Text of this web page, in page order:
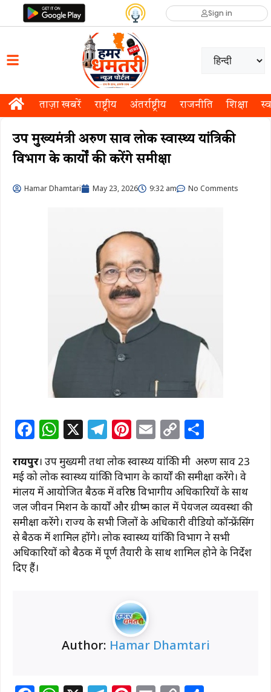
Sign in
ताज़ा खबरें राष्ट्रीय अंतर्राष्ट्रीय राजनीति शिक्षा
उप मुख्यमंत्री अरुण साव लोक स्वास्थ्य यांत्रिकी
विभाग के कार्यों की करेंगे समीक्षा
Hamar Dhamtari May 23, 2026 9:32 am No Comments
F
c
e
b
o
o
k
W
at
s
A
p
p
X T
el
e
g
ra
m
Pi
te
re
st
E
m
ai
l
C
o
p
y
Li
n
k
ar
e
रायपुर। उप मुख्यमंत्री तथा लोक स्वास्थ्य यांत्रिकी मंत्री अरुण साव 23
मई को लोक स्वास्थ्य यांत्रिकी विभाग के कार्यों की समीक्षा करेंगे। वे
मंत्रालय में आयोजित बैठक में वरिष्ठ विभागीय अधिकारियों के साथ
जल जीवन मिशन के कार्यों और ग्रीष्म काल में पेयजल व्यवस्था की
समीक्षा करेंगे। राज्य के सभी जिलों के अधिकारी वीडियो कॉन्फ्रेंसिंग
से बैठक में शामिल होंगे। लोक स्वास्थ्य यांत्रिकी विभाग ने सभी
अधिकारियों को बैठक में पूर्ण तैयारी के साथ शामिल होने के निर्देश
दिए हैं।
Author: Hamar Dhamtari